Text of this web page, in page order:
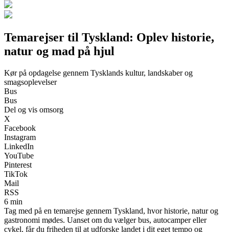
Temarejser til Tyskland: Oplev historie,
natur og mad på hjul
Kør på opdagelse gennem Tysklands kultur, landskaber og
smagsoplevelser
Bus
Bus
Del og vis omsorg
X
Facebook
Instagram
LinkedIn
YouTube
Pinterest
TikTok
Mail
RSS
6 min
Tag med på en temarejse gennem Tyskland, hvor historie, natur og
gastronomi mødes. Uanset om du vælger bus, autocamper eller
cykel, får du friheden til at udforske landet i dit eget tempo og